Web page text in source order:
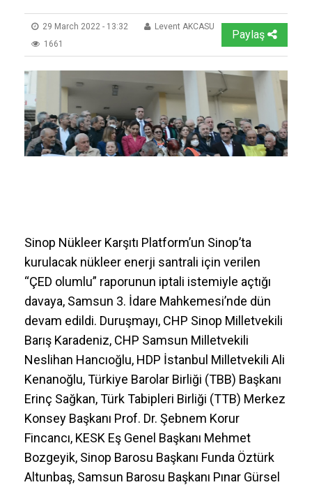
29 March 2022 - 13:32
Levent AKCASU
1661
Paylaş
Sinop Nükleer Karşıtı Platform’un Sinop’ta
kurulacak nükleer enerji santrali için verilen
“ÇED olumlu” raporunun iptali istemiyle açtığı
davaya, Samsun 3. İdare Mahkemesi’nde dün
devam edildi. Duruşmayı, CHP Sinop Milletvekili
Barış Karadeniz, CHP Samsun Milletvekili
Neslihan Hancıoğlu, HDP İstanbul Milletvekili Ali
Kenanoğlu, Türkiye Barolar Birliği (TBB) Başkanı
Erinç Sağkan, Türk Tabipleri Birliği (TTB) Merkez
Konsey Başkanı Prof. Dr. Şebnem Korur
Fincancı, KESK Eş Genel Başkanı Mehmet
Bozgeyik, Sinop Barosu Başkanı Funda Öztürk
Altunbaş, Samsun Barosu Başkanı Pınar Gürsel